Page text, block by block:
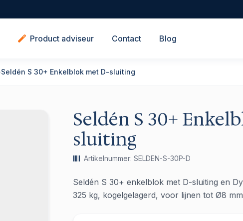
Product adviseur Contact Blog
Seldén S 30+ Enkelblok met D-sluiting
Seldén S 30+
sluiting
Artikelnummer: SELDEN-S-30P-D
Seldén S 30+ enkelblok met D-sluiting en
325 kg, kogelgelagerd, voor lijnen tot Ø8